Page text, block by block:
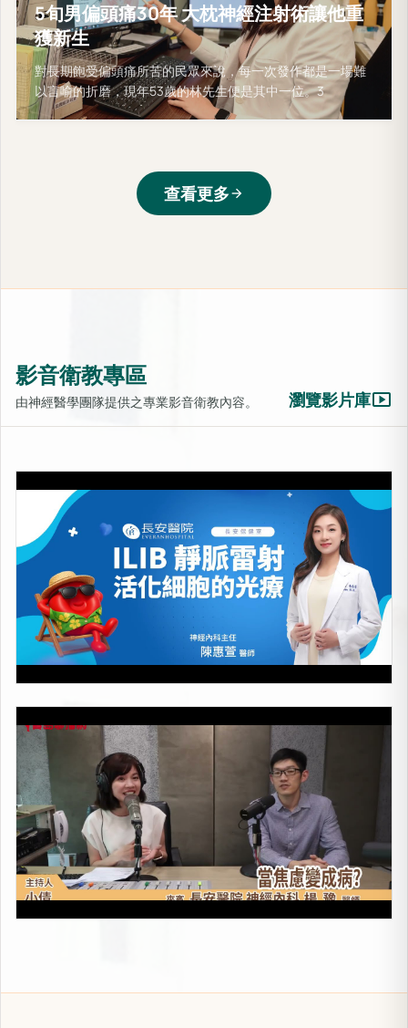
5旬男偏頭痛30年 大枕神經注射術讓他重
獲新生
對長期飽受偏頭痛所苦的民眾來說，每一次發作都是一場難
以言喻的折磨，現年53歲的林先生便是其中一位。3
查看更多arrow_forward
影音衛教專區
由神經醫學團隊提供之專業影音衛教內容。 瀏覽影片庫smart_display
上架時間：2025-10-31
上架時間：2026-05-08